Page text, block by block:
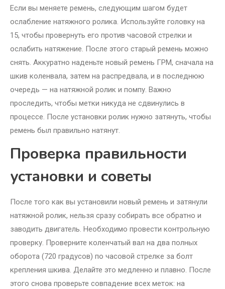
Если вы меняете ремень, следующим шагом будет
ослабление натяжного ролика. Используйте головку на
15, чтобы провернуть его против часовой стрелки и
ослабить натяжение. После этого старый ремень можно
снять. Аккуратно наденьте новый ремень ГРМ, сначала на
шкив коленвала, затем на распредвала, и в последнюю
очередь — на натяжной ролик и помпу. Важно
проследить, чтобы метки никуда не сдвинулись в
процессе. После установки ролик нужно затянуть, чтобы
ремень был правильно натянут.
Проверка правильности
установки и советы
После того как вы установили новый ремень и затянули
натяжной ролик, нельзя сразу собирать все обратно и
заводить двигатель. Необходимо провести контрольную
проверку. Проверните коленчатый вал на два полных
оборота (720 градусов) по часовой стрелке за болт
крепления шкива. Делайте это медленно и плавно. После
этого снова проверьте совпадение всех меток: на